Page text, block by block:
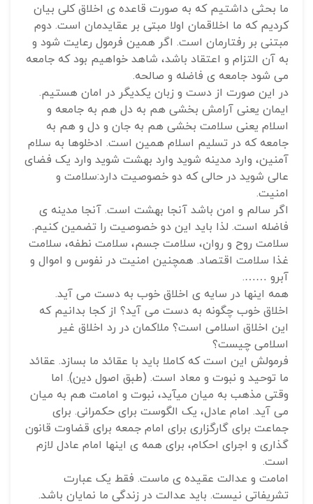
ما بحثی داشتیم که به صورت قاعده ی اخلاق کلی بیان
کردیم که ما اخلاقمان اولا مبتی بر عقایدمان است. دوم
مبتنی بر رفتارمان است. اگر همین فرمول رعایت شود و
به آن التزام و اعتقاد باشد، شاهد خواهیم بود که جامعه
می شود جامعه ی فاضله و صالحه.
در این صورت از دست و زبان یکدیگر در امان هستیم.
ایمان یعنی آرامش بخشی هم به دل هم به جامعه و
اسلام یعنی سلامت بخشی هم به جان و دل و هم به
جامعه که در تسلیم اسلام همین است. ادخلوها به سلام
آمنین، وارد مدینه شوید وارد بهشت شوید وارد یک فضای
عالی شوید در حالی که دو خصوصیت دارد:سلامت و
امنیت.
اگر سالم و امن باشد آنجا بهشت است. آنجا مدینه ی
فاضله است. لذا باید این دو خصوصیت را تضمین کنیم.
سلامت روح و روان، سلامت جسم، سلامت نطفه، سلامت
غذا سلامت اقتصاد. همچنین امنیت در نفوس و اموال و
آبرو …….
همه اینها در سایه ی اخلاق خوب به دست می آید.
اخلاق خوب چگونه به دست می آید؟ از کجا بدانیم که
این اخلاق اسلامی است؟ ملاکمان در رد اخلاق غیر
اسلامی چیست؟
فرمولش این است که کاملا باید با عقائد ما بسازد. عقائد
ما توحید و نبوت و معاد است. (طبق اصول دین). اما
وقتی مذهب به میان میآید، نبوت و امامت هم به میان
می آید. امام عادل، یک الگوست برای حکمرانی. برای
جماعت برای گارگزاری برای امام جمعه برای قضاوت قانون
گذاری و اجرای احکام، برای همه ی اینها امام عادل لازم
است.
امامت و عدالت عقیده ی ماست. فقط یک عبارت
تشریفاتی نیست. باید عدالت در زندگی ما نمایان باشد.